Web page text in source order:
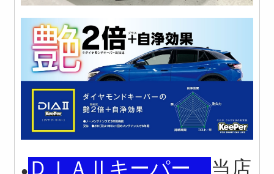
● ＤＩＡ Ⅱキーパー 当店